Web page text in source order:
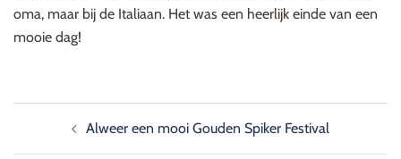
oma, maar bij de Italiaan. Het was een heerlijk einde van een
mooie dag!
navigatieAlweer een mooi Gouden Spiker Festival